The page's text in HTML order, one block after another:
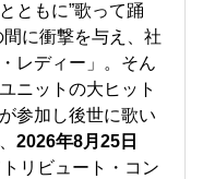
ともに”歌って踊
に衝撃を与え、社
レディー」。そん
ニットの大ヒット
参加し後世に歌い
2026年8月25日
リビュート・コン